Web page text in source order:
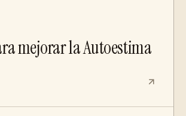
mejorar la Autoestima